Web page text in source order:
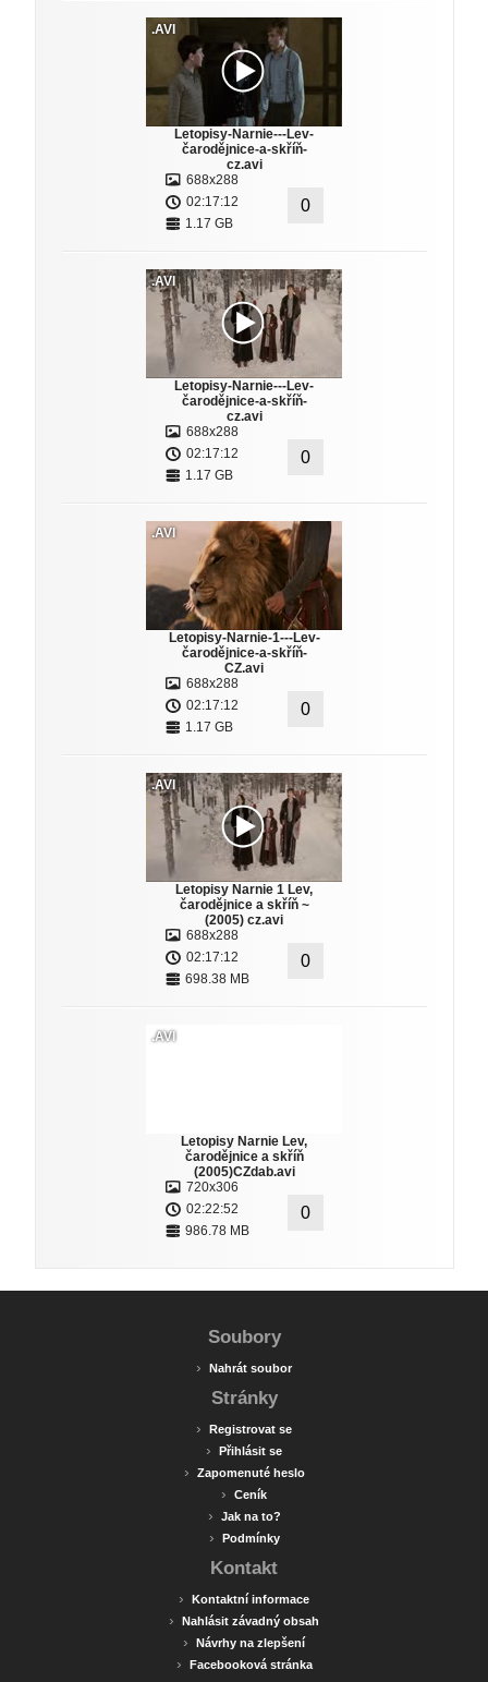
.AVI
Letopisy-Narnie---Lev-
čarodějnice-a-skříň-
cz.avi
688x288
02:17:12
1.17 GB
0
.AVI
Letopisy-Narnie---Lev-
čarodějnice-a-skříň-
cz.avi
688x288
02:17:12
1.17 GB
0
.AVI
Letopisy-Narnie-1---Lev-
čarodějnice-a-skříň-
CZ.avi
688x288
02:17:12
1.17 GB
0
.AVI
Letopisy Narnie 1 Lev,
čarodějnice a skříň ~
(2005) cz.avi
688x288
02:17:12
698.38 MB
0
.AVI
Letopisy Narnie Lev,
čarodějnice a skříň
(2005)CZdab.avi
720x306
02:22:52
986.78 MB
0
Soubory
› Nahrát soubor
Stránky
› Registrovat se
› Přihlásit se
› Zapomenuté heslo
› Ceník
› Jak na to?
› Podmínky
Kontakt
› Kontaktní informace
› Nahlásit závadný obsah
› Návrhy na zlepšení
› Facebooková stránka